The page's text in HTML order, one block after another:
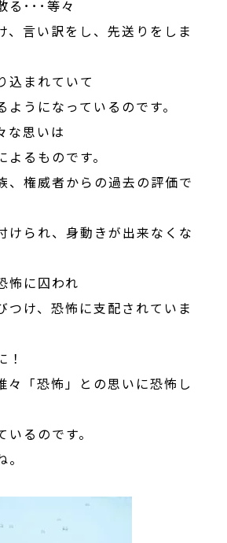
る･･･等々
、言い訳をし、先送りをしま
込まれていて
ようになっているのです。
な思いは
るものです。
、権威者からの過去の評価で
けられ、身動きが出来なくな
怖に囚われ
つけ、恐怖に支配されていま
々「恐怖」との思いに恐怖し
るのです。